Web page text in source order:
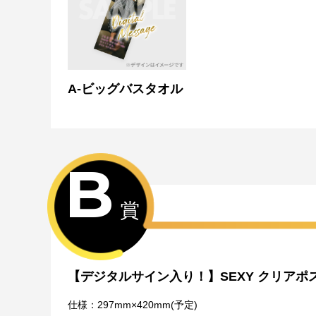
※単発（1回ボタン）で引いた方は多連特典の対象とは
Wチャンス賞について
・Wチャンス賞は対象の期間内くじ引き1回ごとにチャ
・抽選は該当するWチャンス賞の期間終了後に一括で
・2回目以降は自動的に開催中のWチャンス賞へ応募と
A-ビッグバスタオル
B 賞
【デジタルサイン入り！】SEXY クリアポ
仕様：297mm×420mm(予定)